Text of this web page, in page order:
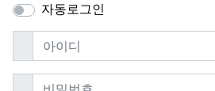
자동로그인
아이디필수
비밀번호필수